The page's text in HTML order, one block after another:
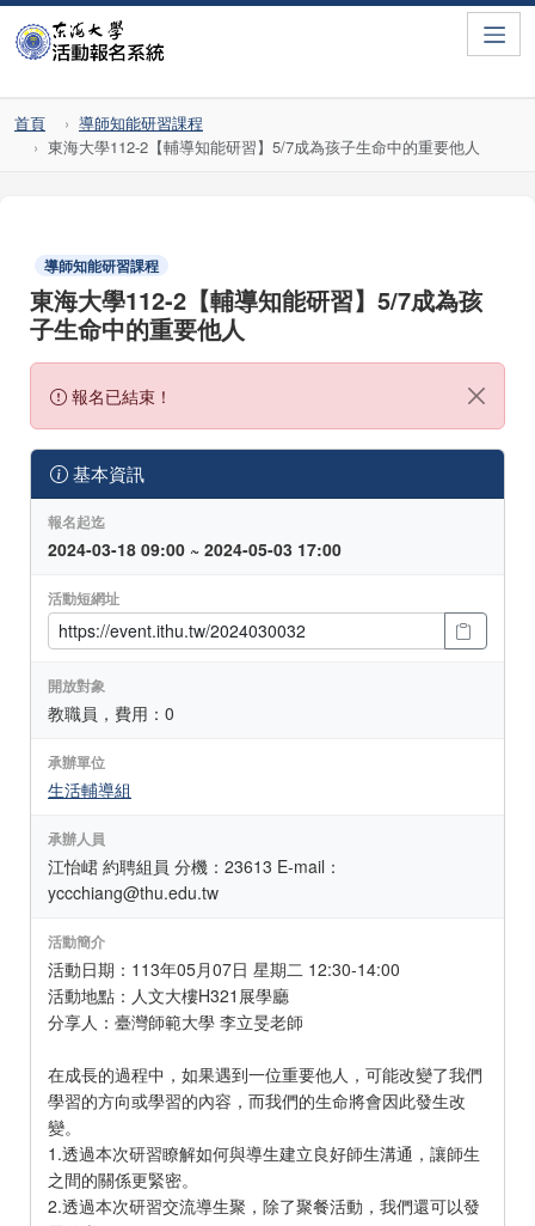
首頁
導師知能研習課程
東海大學112-2【輔導知能研習】5/7成為孩子生命中的重要他人
導師知能研習課程
東海大學112-2【輔導知能研習】5/7成為孩
子生命中的重要他人
報名已結束！
基本資訊
報名起迄
2024-03-18 09:00 ~ 2024-05-03 17:00
活動短網址
開放對象
教職員，費用：0
承辦單位
生活輔導組
承辦人員
江怡峮 約聘組員 分機：23613 E-mail：
yccchiang@thu.edu.tw
活動簡介
活動日期：113年05月07日 星期二 12:30-14:00
活動地點：人文大樓H321展學廳
分享人：臺灣師範大學 李立旻老師
在成長的過程中，如果遇到一位重要他人，可能改變了我們
學習的方向或學習的內容，而我們的生命將會因此發生改
變。
1.透過本次研習瞭解如何與導生建立良好師生溝通，讓師生
之間的關係更緊密。
2.透過本次研習交流導生聚，除了聚餐活動，我們還可以發